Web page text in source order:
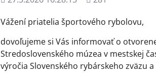
Vážení priatelia športového rybolovu,
dovoľujeme si Vás informovať o
Stredoslovenského múzea v mestskej
výročia Slovenského rybárskeho zväzu